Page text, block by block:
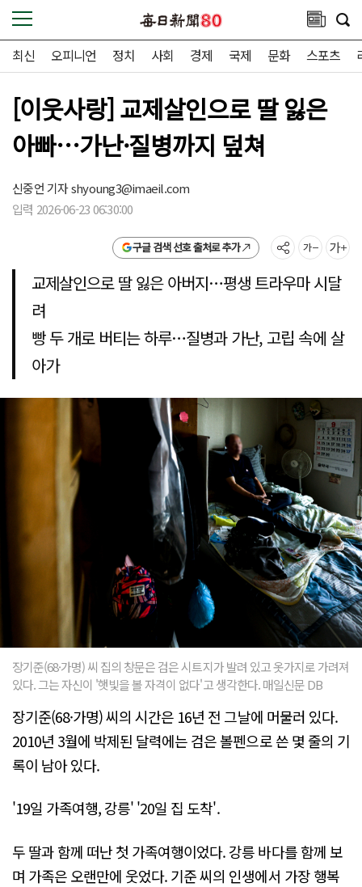
최신 오피니언 정치 사회 경제 국제 문화 스포츠
[이웃사랑] 교제살인으로 딸 잃은
아빠…가난·질병까지 덮쳐
신중언 기자shyoung3@imaeil.com
입력 2026-06-23 06:30:00
구글 검색 선호 출처로 추가
교제살인으로 딸 잃은 아버지…평생 트라우마 시달
려
빵 두 개로 버티는 하루…질병과 가난, 고립 속에 살
아가
장기준(68·가명) 씨 집의 창문은 검은 시트지가 발려 있고 옷가지로 가려져
있다. 그는 자신이 '햇빛을 볼 자격이 없다'고 생각한다. 매일신문 DB
장기준(68·가명) 씨의 시간은 16년 전 그날에 머물러 있다.
2010년 3월에 박제된 달력에는 검은 볼펜으로 쓴 몇 줄의 기
록이 남아 있다.
'19일 가족여행, 강릉' '20일 집 도착'.
두 딸과 함께 떠난 첫 가족여행이었다. 강릉 바다를 함께 보
며 가족은 오랜만에 웃었다. 기준 씨의 인생에서 가장 행복